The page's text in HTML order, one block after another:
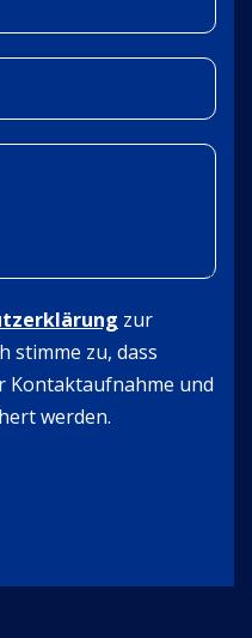
zur
stimme zu, dass
Kontaktaufnahme und
werden.